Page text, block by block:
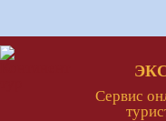
Сервис